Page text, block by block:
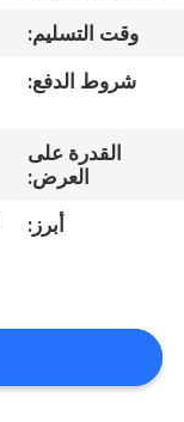
رقابة
جودة
اتصل
اطلب
اقتباس
وقت التسليم:
شروط الدفع:
القدرة على
العرض:
أبرز: